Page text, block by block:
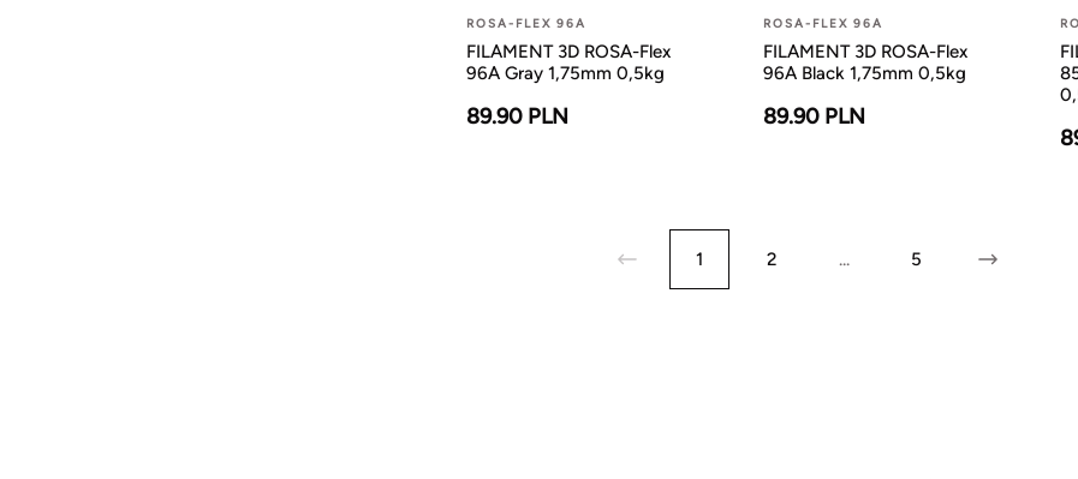
ROSA-FLEX 96A
FILAMENT 3D ROSA-Flex
96A Gray 1,75mm 0,5kg
89.90 PLN
ROSA-FLEX 96A
FILAMENT 3D ROSA-Flex
96A Black 1,75mm 0,5kg
89.90 PLN
1 2 ... 5